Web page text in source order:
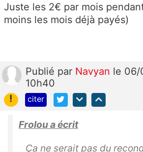
Juste les 2€ par mois
moins les mois déjà payés)
Publié par Navyan le 06/
10h40
!
citer
Frolou a écrit
Ça ne serait pas du